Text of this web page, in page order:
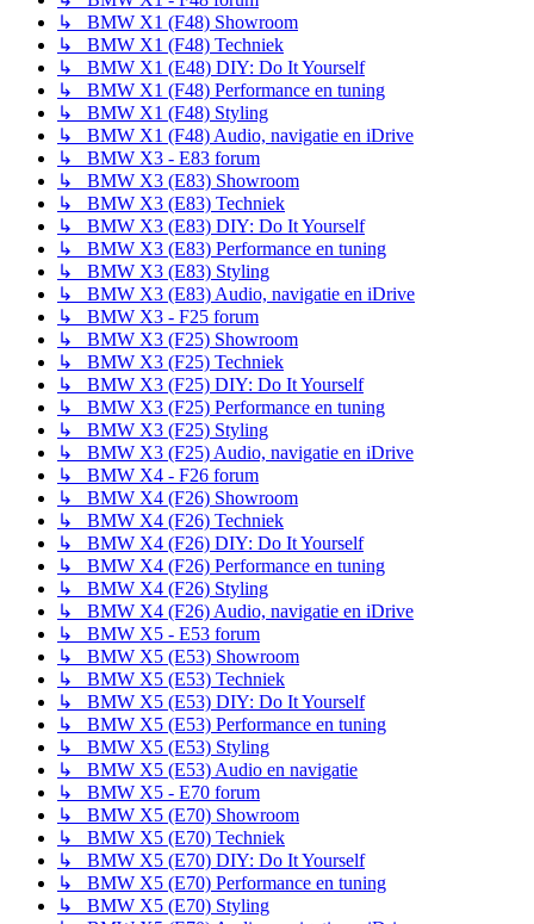
↳ BMW X1 (F48) Showroom
↳ BMW X1 (F48) Techniek
↳ BMW X1 (E48) DIY: Do It Yourself
↳ BMW X1 (F48) Performance en tuning
↳ BMW X1 (F48) Styling
↳ BMW X1 (F48) Audio, navigatie en iDrive
↳ BMW X3 - E83 forum
↳ BMW X3 (E83) Showroom
↳ BMW X3 (E83) Techniek
↳ BMW X3 (E83) DIY: Do It Yourself
↳ BMW X3 (E83) Performance en tuning
↳ BMW X3 (E83) Styling
↳ BMW X3 (E83) Audio, navigatie en iDrive
↳ BMW X3 - F25 forum
↳ BMW X3 (F25) Showroom
↳ BMW X3 (F25) Techniek
↳ BMW X3 (F25) DIY: Do It Yourself
↳ BMW X3 (F25) Performance en tuning
↳ BMW X3 (F25) Styling
↳ BMW X3 (F25) Audio, navigatie en iDrive
↳ BMW X4 - F26 forum
↳ BMW X4 (F26) Showroom
↳ BMW X4 (F26) Techniek
↳ BMW X4 (F26) DIY: Do It Yourself
↳ BMW X4 (F26) Performance en tuning
↳ BMW X4 (F26) Styling
↳ BMW X4 (F26) Audio, navigatie en iDrive
↳ BMW X5 - E53 forum
↳ BMW X5 (E53) Showroom
↳ BMW X5 (E53) Techniek
↳ BMW X5 (E53) DIY: Do It Yourself
↳ BMW X5 (E53) Performance en tuning
↳ BMW X5 (E53) Styling
↳ BMW X5 (E53) Audio en navigatie
↳ BMW X5 - E70 forum
↳ BMW X5 (E70) Showroom
↳ BMW X5 (E70) Techniek
↳ BMW X5 (E70) DIY: Do It Yourself
↳ BMW X5 (E70) Performance en tuning
↳ BMW X5 (E70) Styling